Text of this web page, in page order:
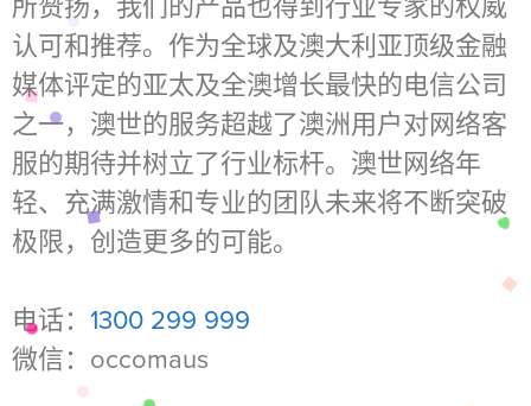
认可和推荐。作为全球及澳大利亚顶级金融
媒体评定的亚太及全澳增长最快的电信公司
之一，澳世的服务超越了澳洲用户对网络客
服的期待并树立了行业标杆。澳世网络年
轻、充满激情和专业的团队未来将不断突破
极限，创造更多的可能。
电话： 1300 299 999
微信：occomaus